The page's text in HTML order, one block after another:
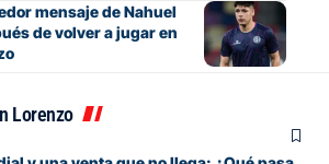
mensaje de Nahuel
de volver a jugar en
Lorenzo